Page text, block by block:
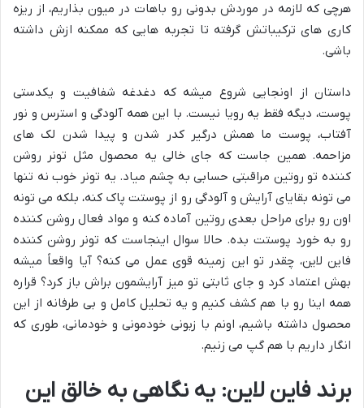
هرچی که لازمه در موردش بدونی رو باهات در میون بذاریم، از ریزه
کاری های ترکیباتش گرفته تا تجربه هایی که ممکنه ازش داشته
باشی.
داستان از اونجایی شروع میشه که دغدغه شفافیت و یکدستی
پوست، دیگه فقط یه رویا نیست. با این همه آلودگی و استرس و نور
آفتاب، پوست ما همش درگیر کدر شدن و پیدا شدن لک های
مزاحمه. همین جاست که جای خالی یه محصول مثل تونر روشن
کننده تو روتین مراقبتی حسابی به چشم میاد. یه تونر خوب نه تنها
می تونه بقایای آرایش و آلودگی رو از پوستت پاک کنه، بلکه می تونه
اون رو برای مراحل بعدی روتین آماده کنه و مواد فعال روشن کننده
رو به خورد پوستت بده. حالا سوال اینجاست که تونر روشن کننده
فاین لاین، چقدر تو این زمینه قوی عمل می کنه؟ آیا واقعاً میشه
بهش اعتماد کرد و جای ثابتی تو میز آرایشمون براش باز کرد؟ قراره
همه اینا رو با هم کشف کنیم و یه تحلیل کامل و بی طرفانه از این
محصول داشته باشیم، اونم با زبونی خودمونی و خودمانی، طوری که
انگار داریم با هم گپ می زنیم.
برند فاین لاین: یه نگاهی به خالق این